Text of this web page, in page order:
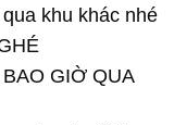
khu khác nhé
GIỜ QUA